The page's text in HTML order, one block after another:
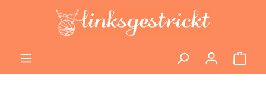
Zum Hauptinhalt springen